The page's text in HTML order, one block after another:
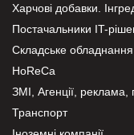
Харчові добавки.
Постачальники IT-
Складське обладнання
HoReCa
ЗМІ, Агенції, реклама,
Транспорт